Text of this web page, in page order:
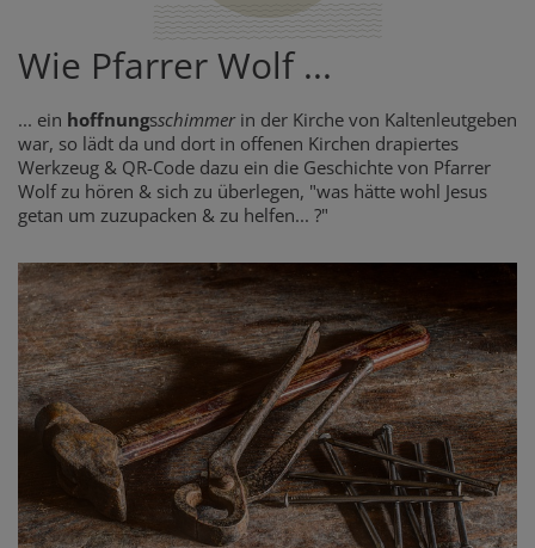
Wie Pfarrer Wolf ...
... ein hoffnungsschimmerin der Kirche von Kaltenleutgeben
war, so lädt da und dort in offenen Kirchen drapiertes
Werkzeug & QR-Code dazu ein die Geschichte von Pfarrer
Wolf zu hören & sich zu überlegen, "was hätte wohl Jesus
getan um zuzupacken & zu helfen... ?"